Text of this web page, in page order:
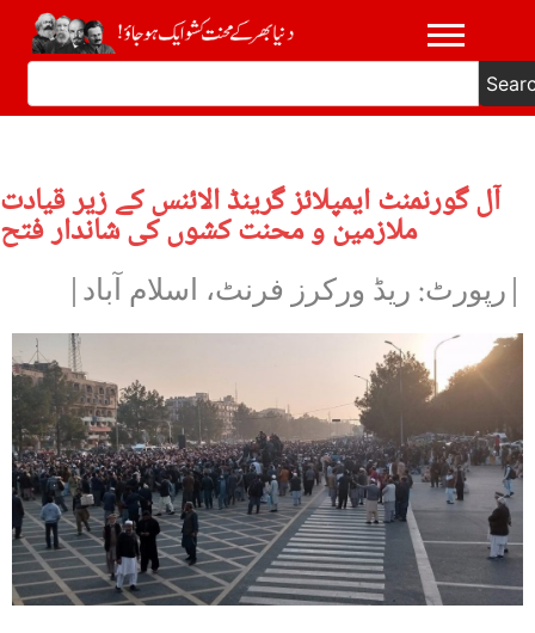
آل گورنمنٹ ایمپلائز گرینڈ الائنس کے زیر قیادت
ملازمین و محنت کشوں کی شاندار فتح
|رپورٹ: ریڈ ورکرز فرنٹ، اسلام آباد|